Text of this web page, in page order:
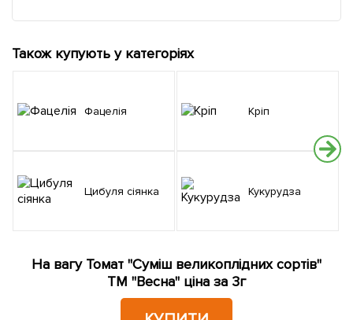
Також купують у категоріях
Фацелія
Цибуля сіянка
Кріп
Кукурудза
На вагу Томат "Суміш великоплідних сортів"
ТМ "Весна" ціна за 3г